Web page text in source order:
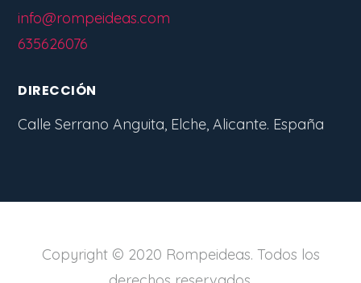
info@rompeideas.com
635626076
DIRECCIÓN
Calle Serrano Anguita, Elche, Alicante. España
Copyright © 2020 Rompeideas. Todos los